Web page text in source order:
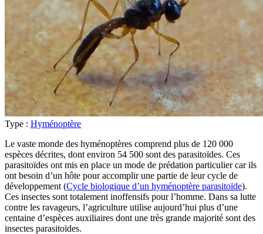
Type : Hyménoptère
Le vaste monde des hyménoptères comprend plus de 120 000
espèces décrites, dont environ 54 500 sont des parasitoïdes. Ces
parasitoïdes ont mis en place un mode de prédation particulier car ils
ont besoin d’un hôte pour accomplir une partie de leur cycle de
développement (Cycle biologique d’un hyménoptère parasitoïde).
Ces insectes sont totalement inoffensifs pour l’homme. Dans sa lutte
contre les ravageurs, l’agriculture utilise aujourd’hui plus d’une
centaine d’espèces auxiliaires dont une très grande majorité sont des
insectes parasitoïdes.